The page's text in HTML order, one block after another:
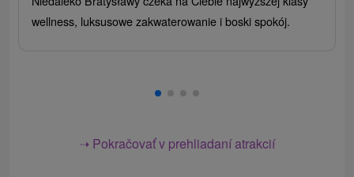
wellness, luksusowe zakwaterowanie i boski spokój.
➝ Pokračovať v prehliadaní atrakcií